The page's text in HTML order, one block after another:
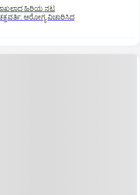
ದಾಖಲಾದ ಹಿರಿಯ ನಟ
ಆರೋಗ್ಯ ವಿಚಾರಿಸಿದ